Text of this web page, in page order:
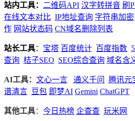
站内工具： 二维码API 汉字转拼音 刷
在线文本对比 IP地址查询 字符串加密
作 网站状态码 CN域名删除列表
站长工具： 宝塔 百度统计 百度指数
查询 桔子SEO SEO综合查询 域名含
AI工具： 文心一言 通义千问 腾讯元
谱清言 豆包 即梦AI Gemini ChatGPT
其他工具： 今日热榜 企查查 玩米网